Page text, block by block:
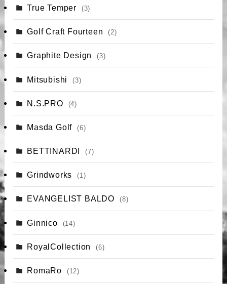
True Temper (3)
Golf Craft Fourteen (2)
Graphite Design (3)
Mitsubishi (3)
N.S.PRO (4)
Masda Golf (6)
BETTINARDI (7)
Grindworks (1)
EVANGELIST BALDO (8)
Ginnico (14)
RoyalCollection (6)
RomaRo (12)